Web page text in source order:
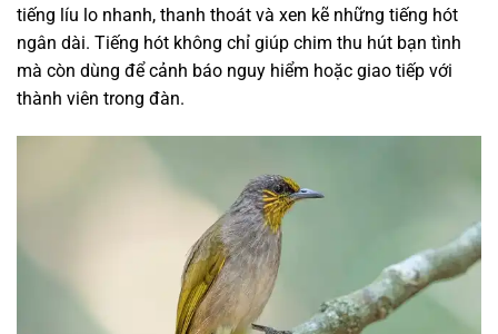
tiếng líu lo nhanh, thanh thoát và xen kẽ những tiếng hót
ngân dài. Tiếng hót không chỉ giúp chim thu hút bạn tình
mà còn dùng để cảnh báo nguy hiểm hoặc giao tiếp với
thành viên trong đàn.